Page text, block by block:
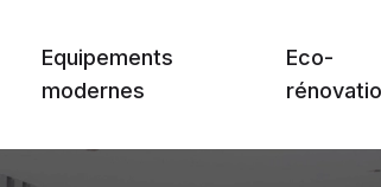
Equipements
modernes
Eco-